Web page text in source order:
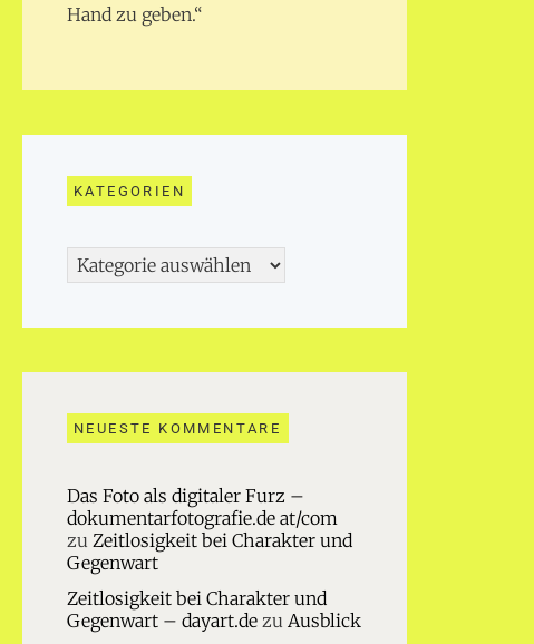
Hand zu geben.“
KATEGORIEN
Kategorien
NEUESTE KOMMENTARE
Das Foto als digitaler Furz –
dokumentarfotografie.de at/com
zu Zeitlosigkeit bei Charakter und
Gegenwart
Zeitlosigkeit bei Charakter und
Gegenwart – dayart.dezu Ausblick